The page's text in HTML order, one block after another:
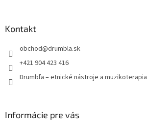
Kontakt
obchod@drumbla.sk
+421 904 423 416
Drumbľa – etnické nástroje a muzikoterapia
Informácie pre vás